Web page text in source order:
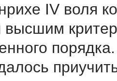
IV воля
высшим